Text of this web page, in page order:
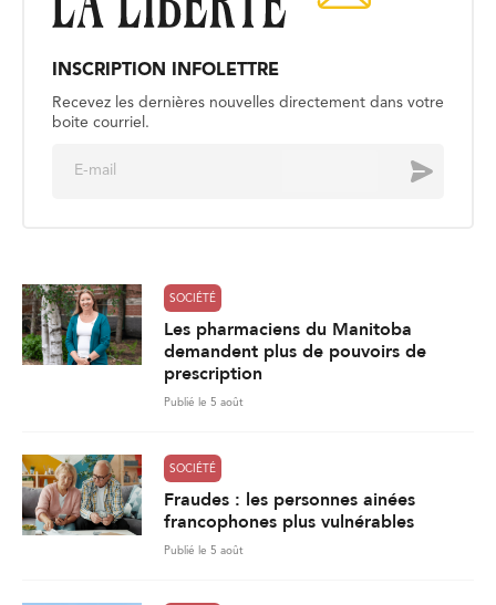
INSCRIPTION INFOLETTRE
Recevez les dernières nouvelles directement dans votre
boite courriel.
Envoyer
SOCIÉTÉ
Les pharmaciens du Manitoba
demandent plus de pouvoirs de
prescription
Publié le 5 août
SOCIÉTÉ
Fraudes : les personnes ainées
francophones plus vulnérables
Publié le 5 août